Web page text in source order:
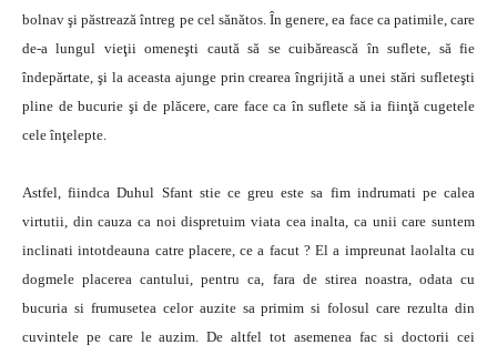
bolnav şi păstrează întreg pe cel sănătos. În genere, ea face ca patimile, care
de-a lungul vieţii omeneşti caută să se cuibărească în suflete, să fie
îndepărtate, şi la aceasta ajunge prin crearea îngrijită a unei stări sufleteşti
pline de bucurie şi de plăcere, care face ca în suflete să ia fiinţă cugetele
cele înţelepte.
Astfel, fiindca Duhul Sfant stie ce greu este sa fim indrumati pe calea
virtutii, din cauza ca noi dispretuim viata cea inalta, ca unii care suntem
inclinati intotdeauna catre placere, ce a facut ? El a impreunat laolalta cu
dogmele placerea cantului, pentru ca, fara de stirea noastra, odata cu
bucuria si frumusetea celor auzite sa primim si folosul care rezulta din
cuvintele pe care le auzim. De altfel tot asemenea fac si doctorii cei